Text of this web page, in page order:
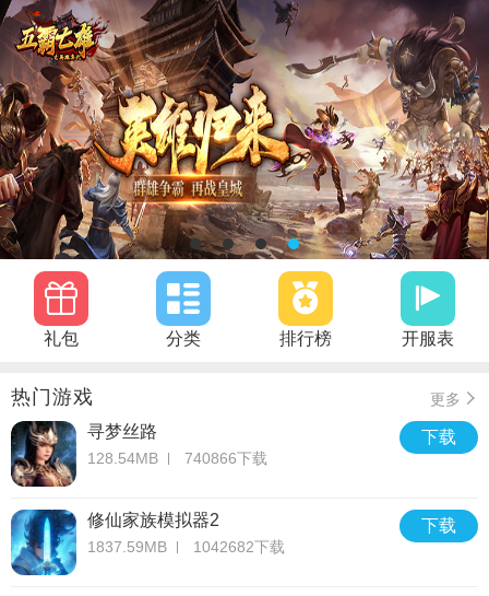
礼包 分类 排行榜 开服表
热门游戏 更多
下载
寻梦丝路
128.54MB 740866下载
下载
修仙家族模拟器2
1837.59MB 1042682下载